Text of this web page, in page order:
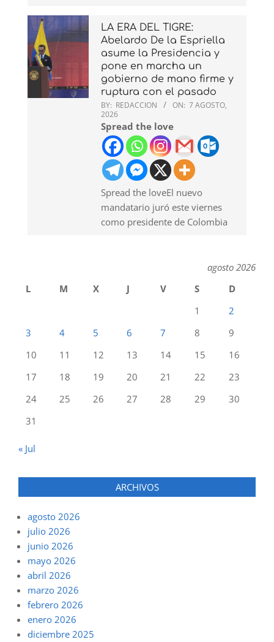
LA ERA DEL TIGRE:
Abelardo De la Espriella
asume la Presidencia y
pone en marcha un
gobierno de mano firme y
ruptura con el pasado
BY: REDACCION ON: 7 AGOSTO,
2026
Spread the love
Spread the loveEl nuevo
mandatario juró este viernes
como presidente de Colombia
agosto 2026
L
M X J V S
D
1
2
3
4 5 6 7 8
9
10
11 12 13 14 15
16
17
18 19 20 21 22
23
24
25 26 27 28 29
30
31
« Jul
ARCHIVOS
agosto 2026
julio 2026
junio 2026
mayo 2026
abril 2026
marzo 2026
febrero 2026
enero 2026
diciembre 2025